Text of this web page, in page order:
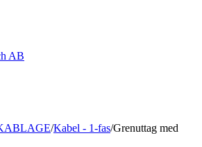
/Kabel - 1-fas/Grenuttag med